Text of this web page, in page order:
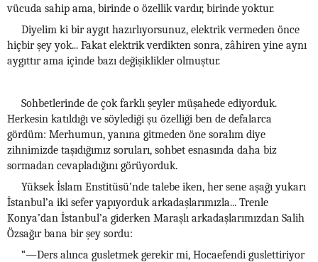
vücuda sahip ama, birinde o özellik vardır, birinde yoktur.
Diyelim ki bir aygıt hazırlıyorsunuz, elektrik vermeden önce
hiçbir şey yok... Fakat elektrik verdikten sonra, zâhiren yine aynı
aygıttır ama içinde bazı değişiklikler olmuştur.
Sohbetlerinde de çok farklı şeyler müşahede ediyorduk.
Herkesin katıldığı ve söylediği şu özelliği ben de defalarca
gördüm: Merhumun, yanına gitmeden öne soralım diye
zihnimizde taşıdığımız soruları, sohbet esnasında daha biz
sormadan cevapladığını görüyorduk.
Yüksek İslam Enstitüsü’nde talebe iken, her sene aşağı yukarı
İstanbul’a iki sefer yapıyorduk arkadaşlarımızla... Trenle
Konya’dan İstanbul’a giderken Maraşlı arkadaşlarımızdan Salih
Özsağır bana bir şey sordu:
“—Ders alınca gusletmek gerekir mi, Hocaefendi guslettiriyor